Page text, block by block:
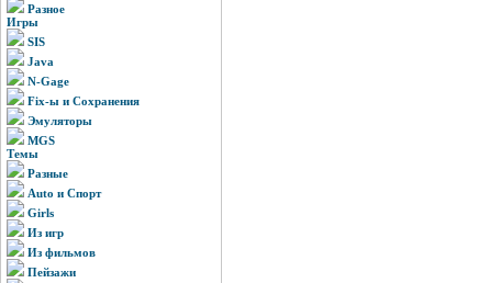
Разное
Игры
SIS
Java
N-Gage
Fix-ы и Сохранения
Эмуляторы
MGS
Темы
Разные
Auto и Спорт
Girls
Из игр
Из фильмов
Пейзажи